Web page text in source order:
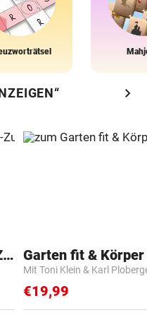
chevron_right
Esschert Kinder Garten-Zubehör Garten fit &
Mit Toni Klein & Karl
€19,99